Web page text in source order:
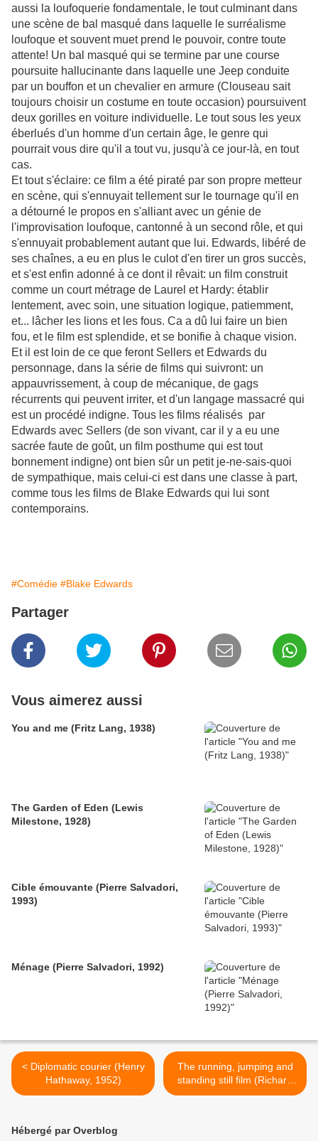
aussi la loufoquerie fondamentale, le tout culminant dans
une scène de bal masqué dans laquelle le surréalisme
loufoque et souvent muet prend le pouvoir, contre toute
attente! Un bal masqué qui se termine par une course
poursuite hallucinante dans laquelle une Jeep conduite
par un bouffon et un chevalier en armure (Clouseau sait
toujours choisir un costume en toute occasion) poursuivent
deux gorilles en voiture individuelle. Le tout sous les yeux
éberlués d'un homme d'un certain âge, le genre qui
pourrait vous dire qu'il a tout vu, jusqu'à ce jour-là, en tout
cas.
Et tout s'éclaire: ce film a été piraté par son propre metteur
en scène, qui s'ennuyait tellement sur le tournage qu'il en
a détourné le propos en s'alliant avec un génie de
l'improvisation loufoque, cantonné à un second rôle, et qui
s'ennuyait probablement autant que lui. Edwards, libéré de
ses chaînes, a eu en plus le culot d'en tirer un gros succès,
et s'est enfin adonné à ce dont il rêvait: un film construit
comme un court métrage de Laurel et Hardy: établir
lentement, avec soin, une situation logique, patiemment,
et... lâcher les lions et les fous. Ca a dû lui faire un bien
fou, et le film est splendide, et se bonifie à chaque vision.
Et il est loin de ce que feront Sellers et Edwards du
personnage, dans la série de films qui suivront: un
appauvrissement, à coup de mécanique, de gags
récurrents qui peuvent irriter, et d'un langage massacré qui
est un procédé indigne. Tous les films réalisés par
Edwards avec Sellers (de son vivant, car il y a eu une
sacrée faute de goût, un film posthume qui est tout
bonnement indigne) ont bien sûr un petit je-ne-sais-quoi
de sympathique, mais celui-ci est dans une classe à part,
comme tous les films de Blake Edwards qui lui sont
contemporains.
#Comédie #Blake Edwards
Partager
Vous aimerez aussi
You and me (Fritz Lang, 1938)
The Garden of Eden (Lewis
Milestone, 1928)
Cible émouvante (Pierre Salvadori,
1993)
Ménage (Pierre Salvadori, 1992)
< Diplomatic courier (Henry
Hathaway, 1952)
The running, jumping and
standing still film (Richard
Lester, Peter Sellers, 1959)
Hébergé par Overblog